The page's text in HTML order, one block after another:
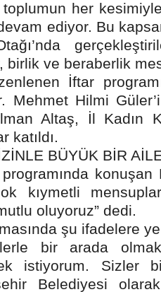
toplumun her
ediyor. Bu
birlik ve beraberlik
İftar
Mehmet Hilmi
Altaş, İl Kadın
katıldı.
BÜYÜK BİR
konuşan
kıymetli
oluyoruz” dedi.
şu ifadelere
bir arada
istiyorum. Sizler
Belediyesi